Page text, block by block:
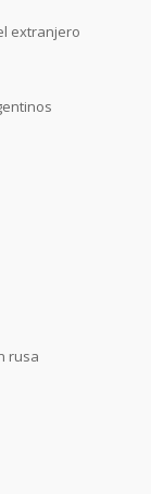
extranjero
rusa